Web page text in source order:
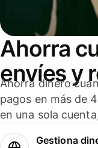
Ahorra
envíes y
Ahorra dinero
pagos en más de
en una sola
Gestiona